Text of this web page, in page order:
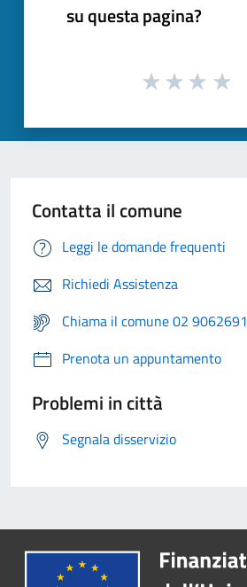
su questa pagina?
Contatta il comune
Leggi le domande frequenti
Richiedi Assistenza
Chiama il comune 02 9062691
Prenota un appuntamento
Problemi in città
Segnala disservizio